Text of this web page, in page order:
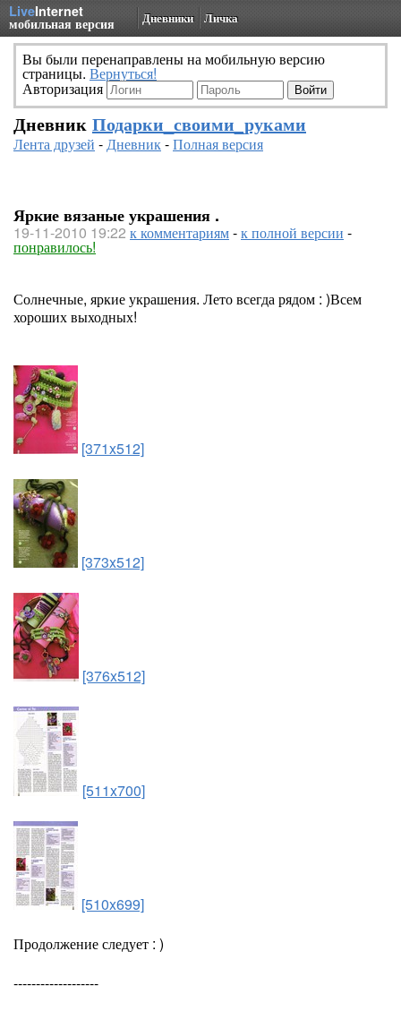
LiveInternet
мобильная версия Дневники Личка
Вы были перенаправлены на мобильную версию
страницы. Вернуться!
Авторизация
Дневник Подарки_своими_руками
Лента друзей -Дневник-Полная версия
Яркие вязаные украшения .
19-11-2010 19:22 к комментариям-к полной версии -
понравилось!
Солнечные, яркие украшения. Лето всегда рядом : )Всем
хороших выходных!
[371x512]
[373x512]
[376x512]
[511x700]
[510x699]
Продолжение следует : )
-------------------